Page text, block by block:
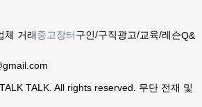
체 거래중고장터구인/구직광고/교육/레슨Q&A
TALK. All rights reserved. 무단 전재 및